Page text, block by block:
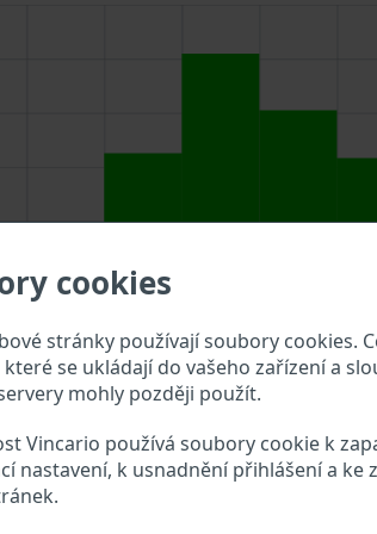
cookies
stránky používají soubory cookies.
se ukládají do vašeho zařízení a
mohly později použít.
Vincario používá soubory cookie k
nastavení, k usnadnění přihlášení a ke
VIN do vyhledávacího pole výše a